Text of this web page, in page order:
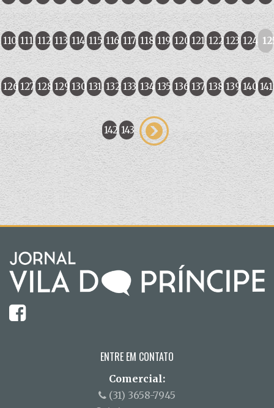
110 111 112 113 114 115 116 117 118 119 120121 122 123 124
126 127 128 129130 131 132 133 134 135 136 137 138 139 140 141
142 143
ENTRE EM CONTATO
Comercial:
(31) 3658-7945